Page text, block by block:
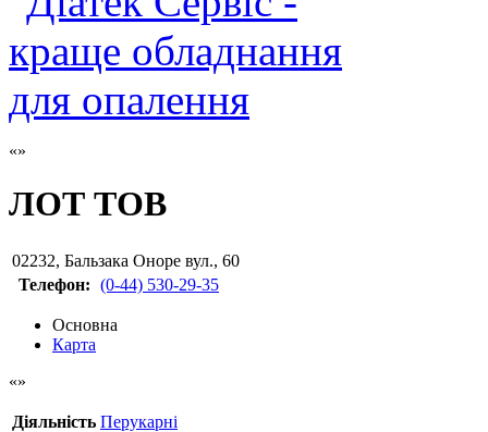
ЛОТ ТОВ
02232, Бальзака Оноре вул., 60
Телефон: (0-44) 530-29-35
Основна
Карта
Діяльність Перукарні